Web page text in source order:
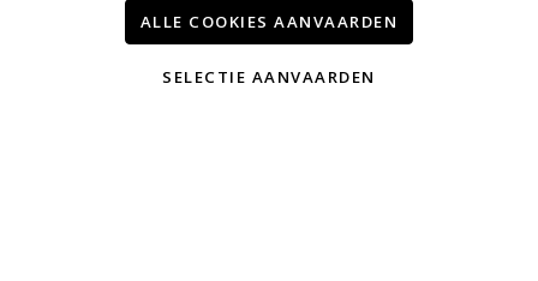
voorwaarden privacy powered by Whise
ALLE COOKIES AANVAARDEN
SELECTIE AANVAARDEN